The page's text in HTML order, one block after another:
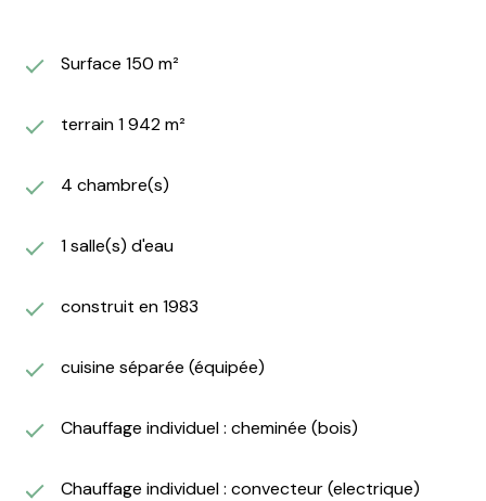
Surface 150 m²
terrain 1 942 m²
4 chambre(s)
1 salle(s) d'eau
construit en 1983
cuisine séparée (équipée)
Chauffage individuel : cheminée (bois)
Chauffage individuel : convecteur (electrique)